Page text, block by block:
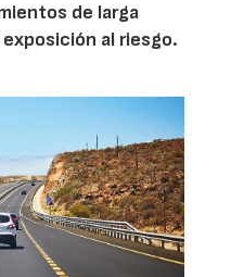
de larga
al riesgo.